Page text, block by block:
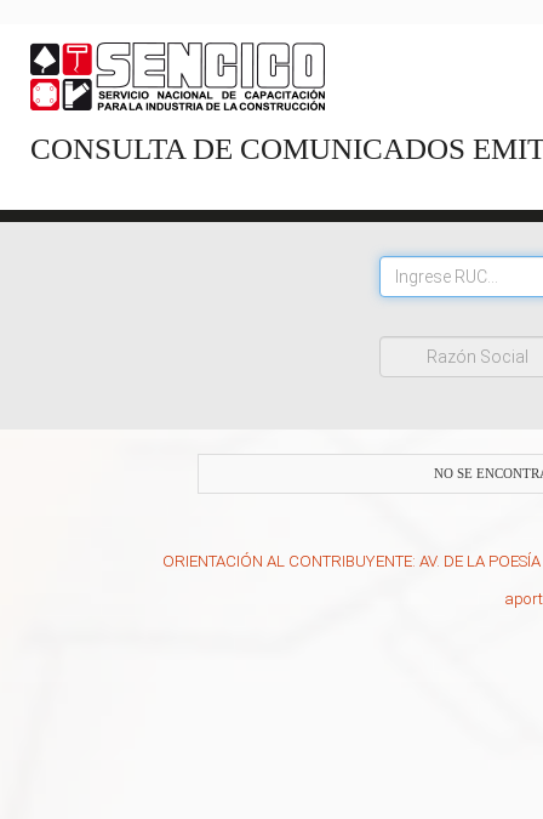
CONSULTA DE COMUNICADOS
Ruc
NO SE
ORIENTACIÓN AL CONTRIBUYENTE: AV. DE LA